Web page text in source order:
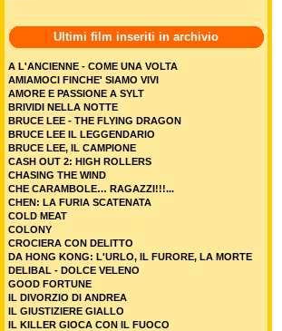
Ultimi film inseriti in archivio
A L'ANCIENNE - COME UNA VOLTA
AMIAMOCI FINCHE' SIAMO VIVI
AMORE E PASSIONE A SYLT
BRIVIDI NELLA NOTTE
BRUCE LEE - THE FLYING DRAGON
BRUCE LEE IL LEGGENDARIO
BRUCE LEE, IL CAMPIONE
CASH OUT 2: HIGH ROLLERS
CHASING THE WIND
CHE CARAMBOLE… RAGAZZI!!!...
CHEN: LA FURIA SCATENATA
COLD MEAT
COLONY
CROCIERA CON DELITTO
DA HONG KONG: L'URLO, IL FURORE, LA MORTE
DELIBAL - DOLCE VELENO
GOOD FORTUNE
IL DIVORZIO DI ANDREA
IL GIUSTIZIERE GIALLO
IL KILLER GIOCA CON IL FUOCO